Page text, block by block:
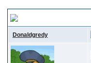
Donaldgredy